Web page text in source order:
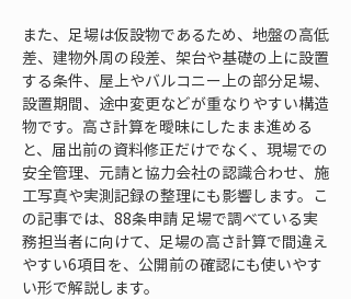
また、足場は仮設物であるため、地盤の高低
差、建物外周の段差、架台や基礎の上に設置
する条件、屋上やバルコニー上の部分足場、
設置期間、途中変更などが重なりやすい構造
物です。高さ計算を曖昧にしたまま進める
と、届出前の資料修正だけでなく、現場での
安全管理、元請と協力会社の認識合わせ、施
工写真や実測記録の整理にも影響します。こ
の記事では、88条申請 足場で調べている実
務担当者に向けて、足場の高さ計算で間違え
やすい6項目を、公開前の確認にも使いやす
い形で解説します。